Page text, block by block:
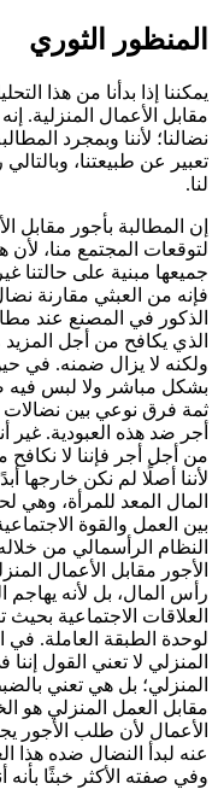
المنظور الثوري
يمكننا إذا بدأنا من هذا
مقابل الأعمال المنزلية.
نضالنا؛ لأننا وبمجرد
تعبير عن طبيعتنا،
لنا.
إن المطالبة بأجور مقابل
لتوقعات المجتمع منا، لأن
جميعها مبنية على حالتنا
فإنه من العبثي مقارنة
الذكور في المصنع عند
الذي يكافح من أجل المزيد
ولكنه لا يزال ضمنه. في
بشكل مباشر ولا لبس فيه
ثمة فرق نوعي بين نضالات
أجر ضد هذه العبودية. غير
من أجل أجر فإننا لا
لأننا أصلًا لم نكن
المال المعد للمرأة،
بين العمل والقوة
النظام الرأسمالي من
الأجور مقابل الأعمال
رأس المال، بل لأنه يهاجم
العلاقات الاجتماعية بحيث
لوحدة الطبقة العاملة. في
المنزلي لا تعني القول
المنزلي؛ بل هي تعني
مقابل العمل المنزلي هو
الأعمال لأن طلب الأجور
عنه لبدأ النضال ضده هذا
وفي صفته الأكثر خبثًا بأنه